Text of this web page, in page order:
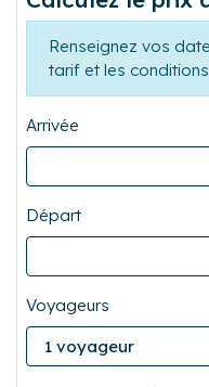
Calculez le prix
tarif et les
Arrivée
Départ